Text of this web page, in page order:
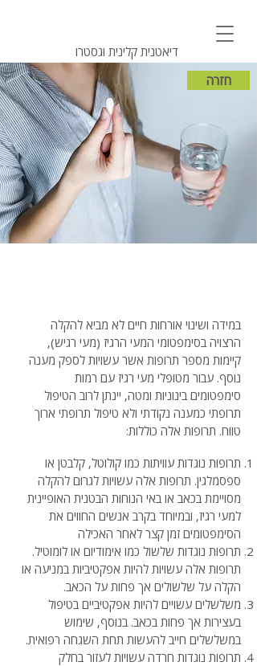
דיאטנית קלינית וגסטרו
חזרה
במידה ושינוי אורחות חיים לא מביא להקלה
הרצויה בסימפטומי המעי הרגיז (מעי רגיש),
קיימות מספר תרופות אשר עשויות לספק מענה
נוסף. עבור מטופלי מעי רגיז עם רמות
סימפטומים בינוניות ומטה, יינתן לרוב הטיפול
תרופתי כמענה נקודתי ולא טיפול תרופתי ארוך
טווח. תרופות אלה כוללות:
תרופות נוגדות עוויתות כמו קולוטל, קלבטן או
ספסמלגין. תרופות אלה עשויות לגרום להקלה
מסויימת בכאב או באי הנוחות הבטנית האופיינית
למעי רגיז, ובמיוחד בקרב אנשים החווים את
הסימפטומים זמן קצר לאחר האכילה
תרופות נוגדות שלשול כמו אימודיום או לומוטיל.
תרופות אלה עשויות להיות אפקטיביות במניעה או
הקלה על שלשולים אך פחות על הכאב.
משלשלים עשויים להיות אפקטיביים בטיפול
בעצירות אך פחות בכאב. בנוסף, שימוש
במשלשלים חייב להעשות תחת השגחה רפואית.
תרופות נוגדות חרדה עשויות לעזור בחלק